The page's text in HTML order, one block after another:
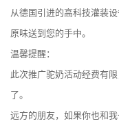
从德国引进的高科技灌装
原味送到您的手中。
温馨提醒：
此次推广驼奶活动经费有
了。
远方的朋友，如果你也和